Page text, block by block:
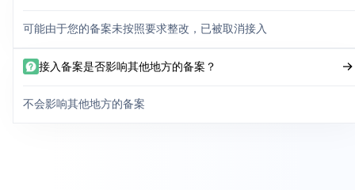
可能由于您的备案未按照要求整改，已被取消接入
接入备案是否影响其他地方的备案？
不会影响其他地方的备案